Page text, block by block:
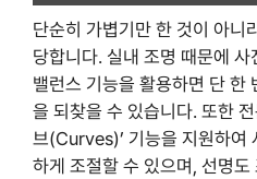
단순히 가볍기만 한 것이 아니
당합니다. 실내 조명 때문에
밸런스 기능을 활용하면 단 한
을 되찾을 수 있습니다. 또한
브(Curves)’ 기능을 지원하여
하게 조절할 수 있으며, 선명